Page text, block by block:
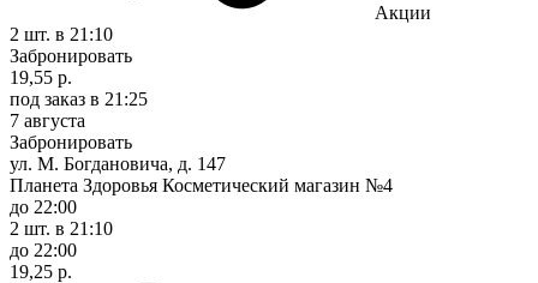
Акции
2 шт. в 21:10
Забронировать
19,55 р.
под заказ в 21:25
7 августа
Забронировать
ул. М. Богдановича, д. 147
Планета Здоровья Косметический магазин №4
до 22:00
2 шт. в 21:10
до 22:00
19,25 р.